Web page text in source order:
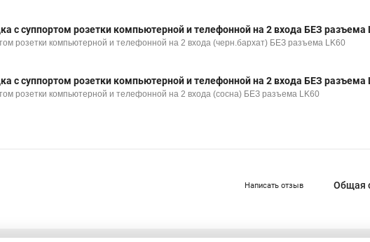
с суппортом розетки компьютерной и телефонной на 2 входа БЕЗ разъема
розетки компьютерной и телефонной на 2 входа (черн.бархат) БЕЗ разъема LK60
с суппортом розетки компьютерной и телефонной на 2 входа БЕЗ разъема
розетки компьютерной и телефонной на 2 входа (сосна) БЕЗ разъема LK60
Написать отзыв Общая